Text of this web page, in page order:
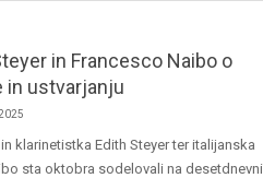
in Francesco Naibo o
in ustvarjanju
klarinetistka Edith Steyer ter italijanska
sta oktobra sodelovali na desetdnevni